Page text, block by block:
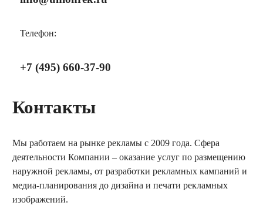
Телефон:
+7 (495) 660-37-90
Контакты
Мы работаем на рынке рекламы с 2009 года. Сфера
деятельности Компании – оказание услуг по размещению
наружной рекламы, от разработки рекламных кампаний и
медиа-планирования до дизайна и печати рекламных
изображений.